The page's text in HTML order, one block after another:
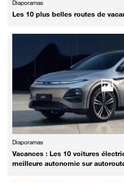
Diaporamas
Les 10 plus belles routes de
Diaporamas
Vacances : Les 10 voitures
meilleure autonomie sur